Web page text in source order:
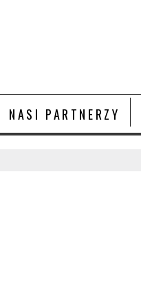
NASI PARTNERZY